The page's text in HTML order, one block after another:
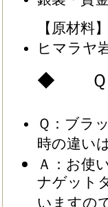
【原材料
ヒマラヤ
◆ Ｑ
Ｑ：ブラ
時の違い
Ａ：お使
ナゲット